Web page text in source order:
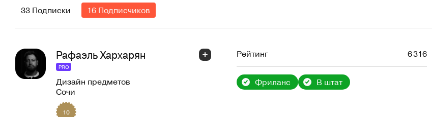
33 Подписки 16 Подписчиков
Рафаэль Хархарян
PRO
Дизайн предметов
Сочи
10
Рейтинг 6 316
Фриланс В штат